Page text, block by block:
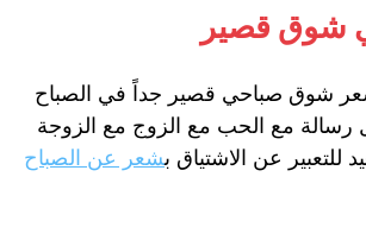
شوق قصير
شوق صباحي قصير جداً في الصباح
مع الحب مع الزوج مع الزوجة
للتعبير عن الاشتياق بشعر عن الصباح